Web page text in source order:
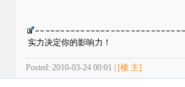
实力决定你的影响力！
Posted: 2010-03-24 00:01 | [楼 主]